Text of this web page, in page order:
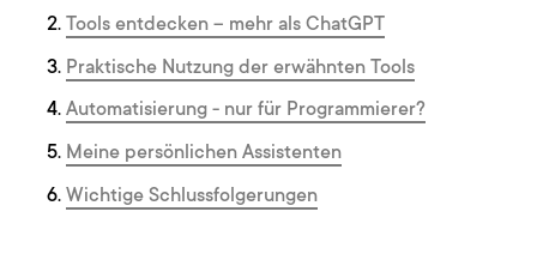
Tools entdecken – mehr als ChatGPT
Praktische Nutzung der erwähnten Tools
Automatisierung - nur für Programmierer?
Meine persönlichen Assistenten
Wichtige Schlussfolgerungen